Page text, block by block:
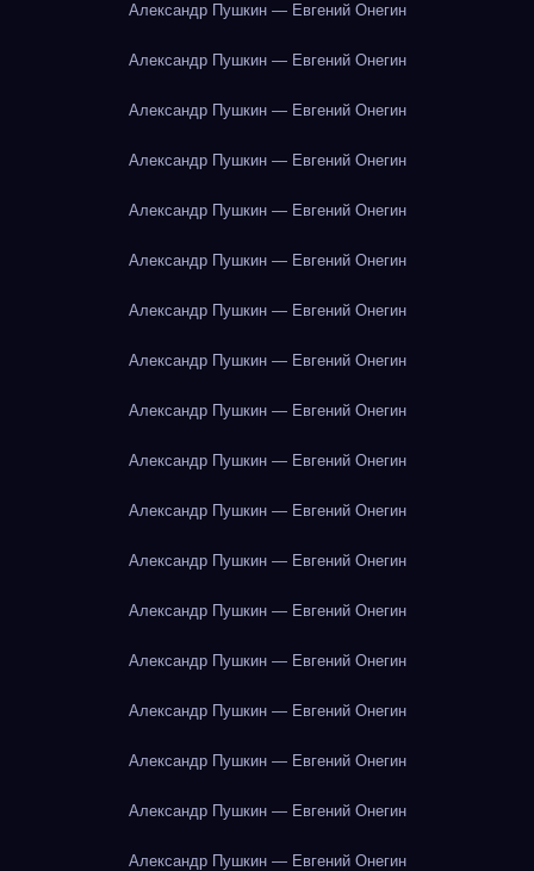
Александр Пушкин — Евгений Онегин
Александр Пушкин — Евгений Онегин
Александр Пушкин — Евгений Онегин
Александр Пушкин — Евгений Онегин
Александр Пушкин — Евгений Онегин
Александр Пушкин — Евгений Онегин
Александр Пушкин — Евгений Онегин
Александр Пушкин — Евгений Онегин
Александр Пушкин — Евгений Онегин
Александр Пушкин — Евгений Онегин
Александр Пушкин — Евгений Онегин
Александр Пушкин — Евгений Онегин
Александр Пушкин — Евгений Онегин
Александр Пушкин — Евгений Онегин
Александр Пушкин — Евгений Онегин
Александр Пушкин — Евгений Онегин
Александр Пушкин — Евгений Онегин
Александр Пушкин — Евгений Онегин